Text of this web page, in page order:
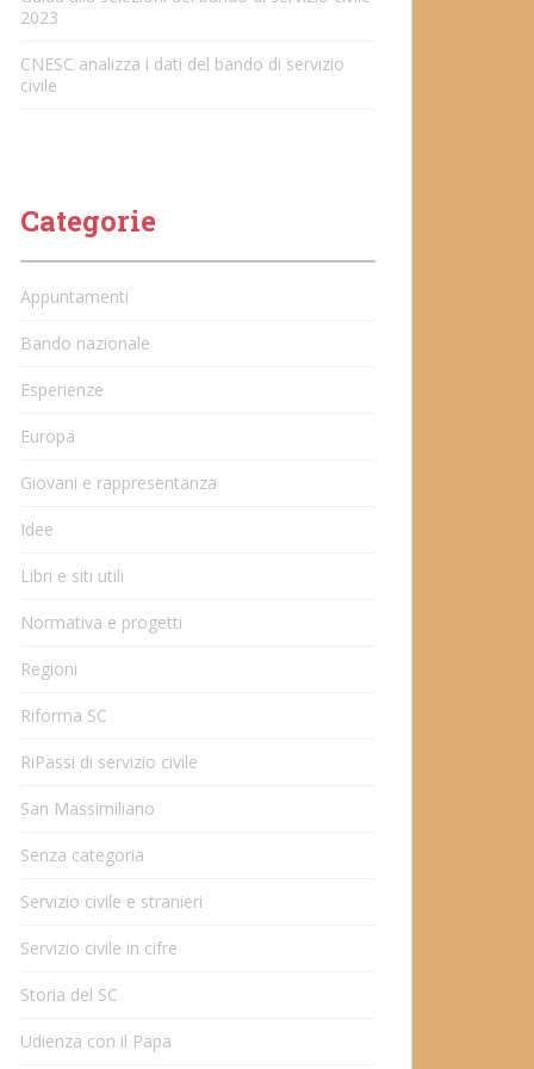
2023
CNESC analizza i dati del bando di servizio
civile
Categorie
Appuntamenti
Bando nazionale
Esperienze
Europa
Giovani e rappresentanza
Idee
Libri e siti utili
Normativa e progetti
Regioni
Riforma SC
RiPassi di servizio civile
San Massimiliano
Senza categoria
Servizio civile e stranieri
Servizio civile in cifre
Storia del SC
Udienza con il Papa